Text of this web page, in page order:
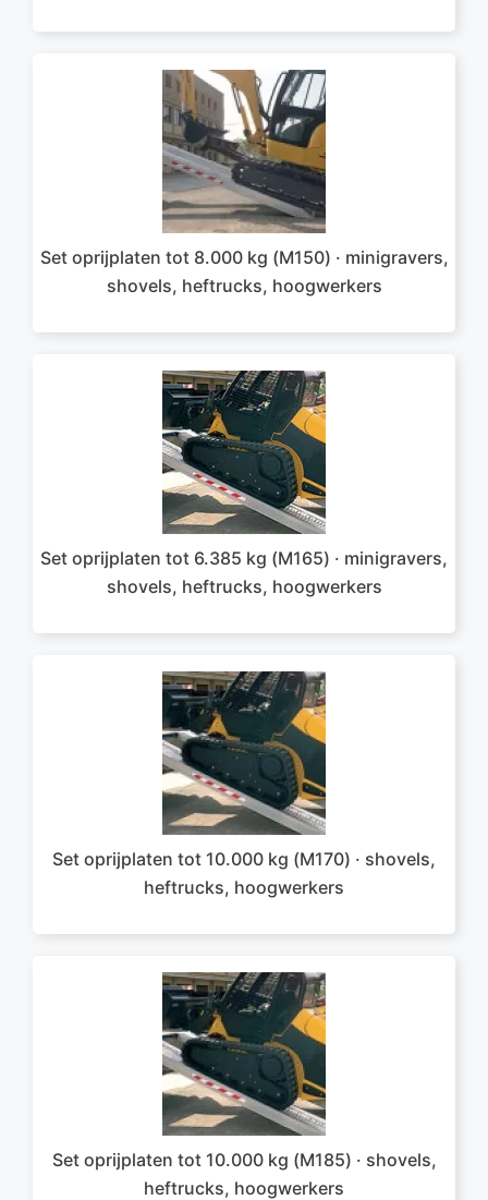
Set oprijplaten tot 8.000 kg (M150) · minigravers,
shovels, heftrucks, hoogwerkers
Set oprijplaten tot 6.385 kg (M165) · minigravers,
shovels, heftrucks, hoogwerkers
Set oprijplaten tot 10.000 kg (M170) · shovels,
heftrucks, hoogwerkers
Set oprijplaten tot 10.000 kg (M185) · shovels,
heftrucks, hoogwerkers